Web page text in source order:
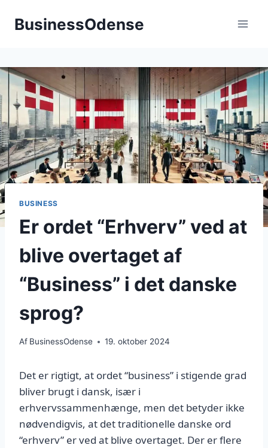
BusinessOdense
BUSINESS
Er ordet “Erhverv” ved at
blive overtaget af
“Business” i det danske
sprog?
Af BusinessOdense 19. oktober 2024
Det er rigtigt, at ordet “business” i stigende grad
bliver brugt i dansk, især i
erhvervssammenhænge, men det betyder ikke
nødvendigvis, at det traditionelle danske ord
“erhverv” er ved at blive overtaget. Der er flere